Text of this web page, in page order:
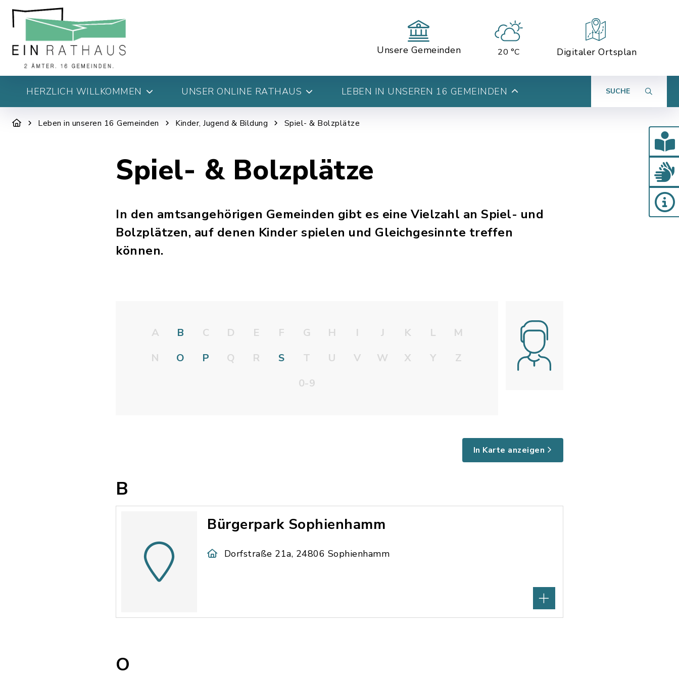
Unsere Gemeinden 20 °C Digitaler Ortsplan
HERZLICH WILLKOMMEN UNSER ONLINE RATHAUS LEBEN IN UNSEREN 16 GEMEINDEN SUCHE
Leben in unseren 16 Gemeinden Kinder, Jugend & Bildung Spiel- & Bolzplätze
Spiel- & Bolzplätze
In den amtsangehörigen Gemeinden gibt es eine Vielzahl an Spiel- und
Bolzplätzen, auf denen Kinder spielen und Gleichgesinnte treffen
können.
A B C D E F G H I J K L
M
N
O P Q R S T U V W X Y
Z
0-9
In Karte anzeigen
B
Bürgerpark Sophienhamm
Dorfstraße 21a, 24806 Sophienhamm
O